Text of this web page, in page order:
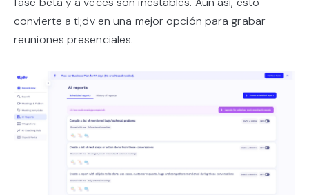
convierte a tl;dv en una mejor opción para grabar
reuniones presenciales.